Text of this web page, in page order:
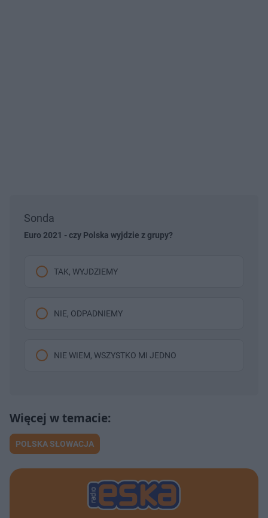
Sonda
Euro 2021 - czy Polska wyjdzie z grupy?
TAK, WYJDZIEMY
NIE, ODPADNIEMY
NIE WIEM, WSZYSTKO MI JEDNO
POLSKA SŁOWACJA